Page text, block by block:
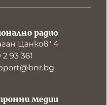
радио
Цанков" 4
93 361
медии